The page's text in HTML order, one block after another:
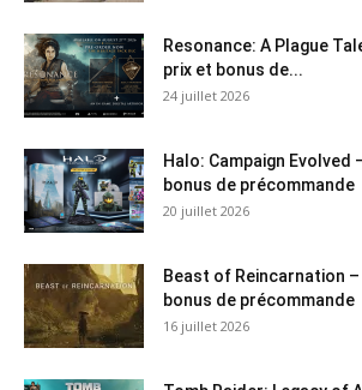
Resonance: A Plague
prix et bonus de...
24 juillet 2026
Halo: Campaign Evolved
bonus de précommande
20 juillet 2026
Beast of Reincarnation
bonus de précommande
16 juillet 2026